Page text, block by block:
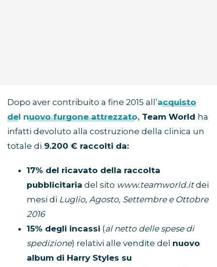
Dopo aver contribuito a fine 2015 all’acquisto
del nuovo furgone attrezzato, Team World ha
infatti devoluto alla costruzione della clinica un
totale di 9.200 € raccolti da:
17% del ricavato della raccolta
pubblicitaria del sito www.teamworld.itdei
mesi di Luglio, Agosto, Settembre e Ottobre
2016
15% degli incassi (al netto delle spese di
spedizione) relativi alle vendite del nuovo
album di Harry Styles su